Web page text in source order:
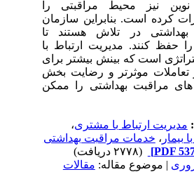
نیز محیط مراقبتی را
کرده است. بنابراین سازمان
در تلاش هستند تا
حفظ کنند. مدیریت ارتباط با
است که بینش بیشتر برای
موثرتر و رضایت بخش
مراقبت بهداشتی را ممکن
ارتباط با مشتری،
، خدمات مراقبت بهداشتی
| موضوع مقاله:مقالات